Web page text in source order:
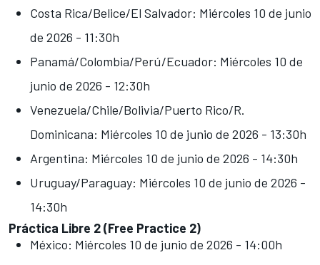
Costa Rica/Belice/El Salvador: Miércoles 10 de junio
de 2026 - 11:30h
Panamá/Colombia/Perú/Ecuador: Miércoles 10 de
junio de 2026 - 12:30h
Venezuela/Chile/Bolivia/Puerto Rico/R.
Dominicana: Miércoles 10 de junio de 2026 - 13:30h
Argentina: Miércoles 10 de junio de 2026 - 14:30h
Uruguay/Paraguay: Miércoles 10 de junio de 2026 -
14:30h
Práctica Libre 2 (Free Practice 2)
México: Miércoles 10 de junio de 2026 - 14:00h